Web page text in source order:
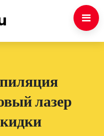
лазер